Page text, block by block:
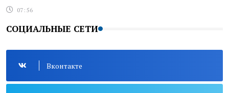
07:56
СОЦИАЛЬНЫЕ СЕТИ
Вконтакте